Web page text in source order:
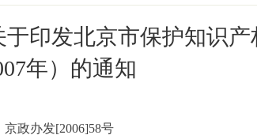
于印发北京市保护知识
年）的通知
京政办发[2006]58号